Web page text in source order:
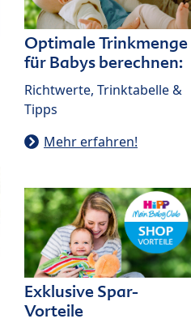
Optimale Trinkmenge
für Babys berechnen:
Richtwerte, Trinktabelle &
Tipps
Mehr erfahren!
Exklusive Spar-
Vorteile